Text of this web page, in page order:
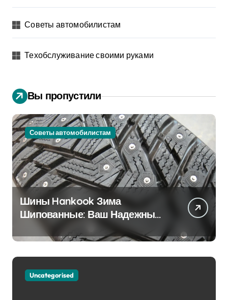
Советы автомобилистам
Техобслуживание своими руками
Вы пропустили
Советы автомобилистам
Шины Hankook Зима
Шипованные: Ваш Надежный
Партнёр на Снежных Дорогах
Uncategorised